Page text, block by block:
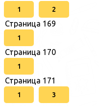
1 2
Страница 169
1
Страница 170
1
Страница 171
1 3